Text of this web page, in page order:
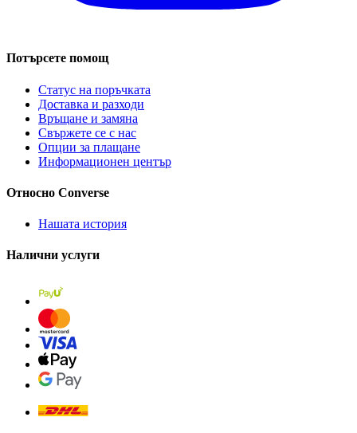
Потърсете помощ
Статус на поръчката
Доставка и разходи
Връщане и замяна
Свържете се с нас
Опции за плащане
Информационен център
Относно Converse
Нашата история
Налични услуги